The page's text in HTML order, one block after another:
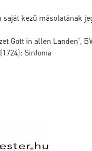
kezű másolatának
Gott in allen Landen',
Sinfonia